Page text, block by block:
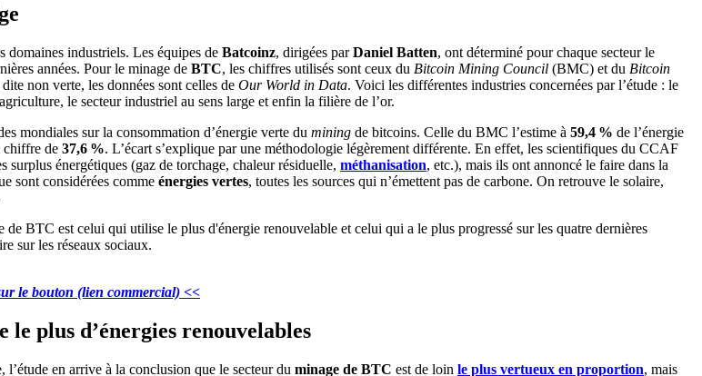
domaines industriels. Les équipes de Batcoinz, dirigées parDaniel Batten, ont déterminé pour chaque secteur le
années. Pour le minage de BTC, les chiffres utilisés sont ceux du Bitcoin Mining Council (BMC) et du Bitcoin
non verte, les données sont celles de Our World in Data. Voici les différentes industries concernées par l’étude : le
le secteur industriel au sens large et enfin la filière de l’or.
mondiales sur la consommation d’énergie verte du mining de bitcoins. Celle du BMC l’estime à 59,4 % de l’énergie
de 37,6 %. L’écart s’explique par une méthodologie légèrement différente. En effet, les scientifiques du CCAF
surplus énergétiques (gaz de torchage, chaleur résiduelle, méthanisation, etc.), mais ils ont annoncé le faire dans la
sont considérées comme énergies vertes, toutes les sources qui n’émettent pas de carbone. On retrouve le solaire,
le bouton (lien commercial) <<
plus d’énergies renouvelables
l’étude en arrive à la conclusion que le secteur du minage de BTC est de loin le plus vertueux en proportion, mais